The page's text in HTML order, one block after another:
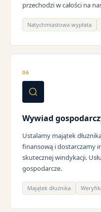
przechodzi w całości na
Natychmiastowa wypłata
06
Wywiad
Ustalamy majątek
finansową i dostarczamy
skutecznej windykacji.
gospodarcze.
Majątek dłużnika